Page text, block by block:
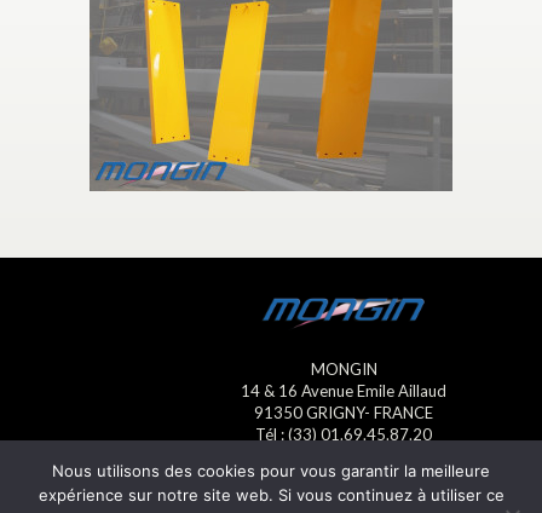
MONGIN
14 & 16 Avenue Emile Aillaud
91350 GRIGNY- FRANCE
Tél : (33) 01.69.45.87.20
E-mail : mongin@mongin.eu
Nous utilisons des cookies pour vous garantir la meilleure
expérience sur notre site web. Si vous continuez à utiliser ce